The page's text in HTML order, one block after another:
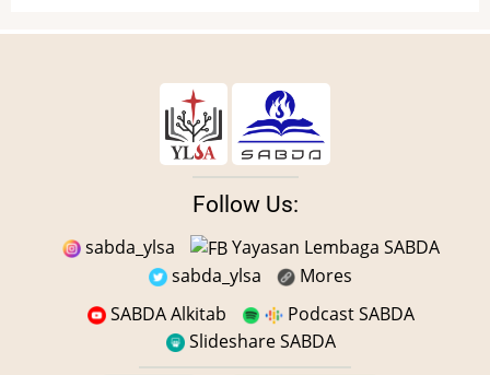
Follow Us:
sabda_ylsa
Yayasan Lembaga SABDA
sabda_ylsa
Mores
SABDA Alkitab
Podcast SABDA
Slideshare SABDA